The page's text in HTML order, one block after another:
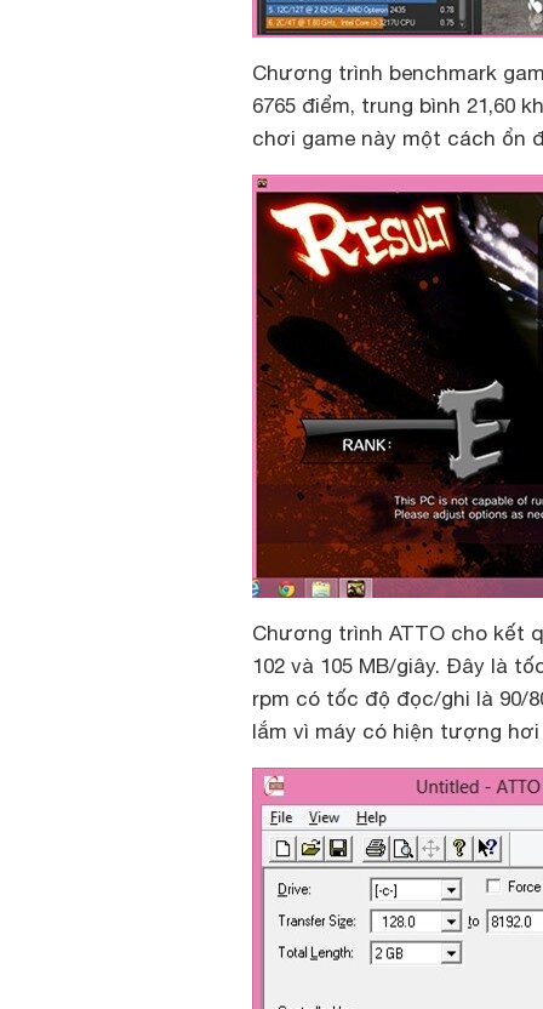
Chương trình benchmark
6765 điểm, trung bình 21,60
chơi game này một cách ổn
Chương trình ATTO cho kết
102 và 105 MB/giây. Đây là
rpm có tốc độ đọc/ghi là 90/
lắm vì máy có hiện tượng hơi